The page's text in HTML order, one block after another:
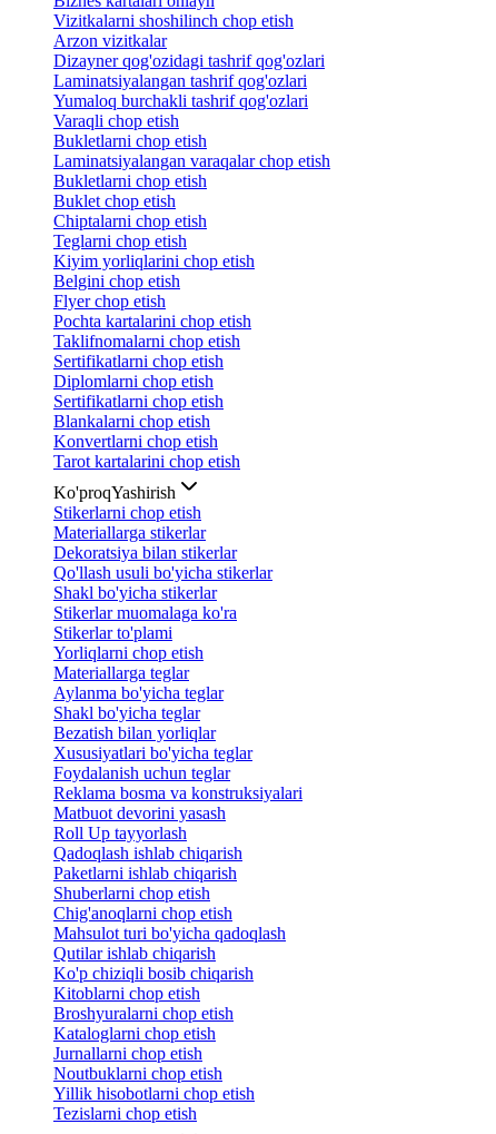
Vizitkalarni shoshilinch chop etish
Arzon vizitkalar
Dizayner qog'ozidagi tashrif qog'ozlari
Laminatsiyalangan tashrif qog'ozlari
Yumaloq burchakli tashrif qog'ozlari
Varaqli chop etish
Bukletlarni chop etish
Laminatsiyalangan varaqalar chop etish
Bukletlarni chop etish
Buklet chop etish
Chiptalarni chop etish
Teglarni chop etish
Kiyim yorliqlarini chop etish
Belgini chop etish
Flyer chop etish
Pochta kartalarini chop etish
Taklifnomalarni chop etish
Sertifikatlarni chop etish
Diplomlarni chop etish
Sertifikatlarni chop etish
Blankalarni chop etish
Konvertlarni chop etish
Tarot kartalarini chop etish
Ko'proqYashirish
Stikerlarni chop etish
Materiallarga stikerlar
Dekoratsiya bilan stikerlar
Qo'llash usuli bo'yicha stikerlar
Shakl bo'yicha stikerlar
Stikerlar muomalaga ko'ra
Stikerlar to'plami
Yorliqlarni chop etish
Materiallarga teglar
Aylanma bo'yicha teglar
Shakl bo'yicha teglar
Bezatish bilan yorliqlar
Xususiyatlari bo'yicha teglar
Foydalanish uchun teglar
Reklama bosma va konstruksiyalari
Matbuot devorini yasash
Roll Up tayyorlash
Qadoqlash ishlab chiqarish
Paketlarni ishlab chiqarish
Shuberlarni chop etish
Chig'anoqlarni chop etish
Mahsulot turi bo'yicha qadoqlash
Qutilar ishlab chiqarish
Ko'p chiziqli bosib chiqarish
Kitoblarni chop etish
Broshyuralarni chop etish
Kataloglarni chop etish
Jurnallarni chop etish
Noutbuklarni chop etish
Yillik hisobotlarni chop etish
Tezislarni chop etish